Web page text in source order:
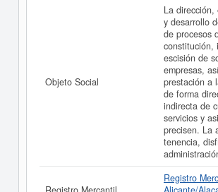
de TINSER
INVERSIONES SL (EXTINGUIDA) y
resultados de sus años de actividad,
balances y cuentas de resultados
La última actualización del informe de
realizado el 17/02/2020.
Objeto Social
La dirección,
y desarrollo
de procesos
constitución,
escisión de
empresas,
prestación a
de forma
indirecta de
servicios y
precisen. La
tenencia,
Registro